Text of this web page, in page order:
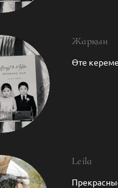
Жарқын
Өте
Leila